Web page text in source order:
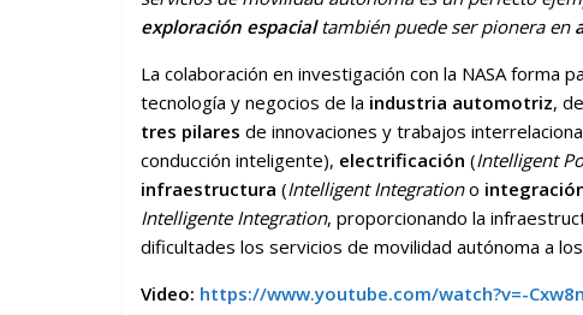
exploración espacialtambién puede ser pionera en
La colaboración en investigación con la NASA forma
tecnología y negocios de la industria automotriz,
tres pilares de innovaciones y trabajos
conducción inteligente), electrificación (Intelligent
infraestructura (Intelligent Integrationo
Intelligente Integration, proporcionando la
dificultades los servicios de movilidad autónoma a
Video: https://www.youtube.com/watch?v=-